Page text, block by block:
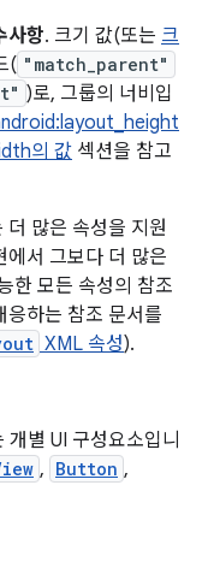
사항. 크기 값(또는 크
( "match_parent"
)로, 그룹의 너비입
의 값 섹션을 참고
더 많은 속성을 지원
에서 그보다 더 많은
한 모든 속성의 참조
응하는 참조 문서를
XML 속성).
개별 UI 구성요소입니
, Button ,